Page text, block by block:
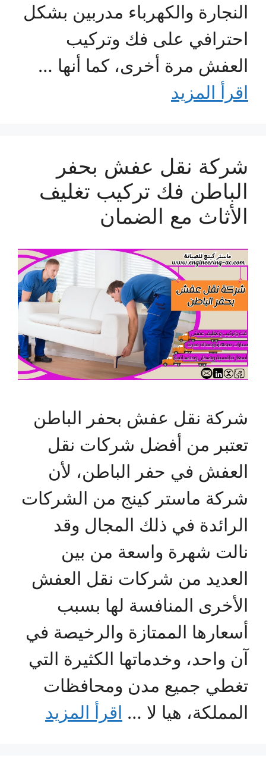
النجارة والكهرباء مدربين بشكل
احترافي على فك وتركيب
العفش مرة أخرى، كما أنها …
اقرأ المزيد
شركة نقل عفش بحفر
الباطن فك تركيب تغليف
الأثاث مع الضمان
شركة نقل عفش بحفر الباطن
تعتبر من أفضل شركات نقل
العفش في حفر الباطن، لأن
شركة ماستر كينج من الشركات
الرائدة في ذلك المجال وقد
نالت شهرة واسعة من بين
العديد من شركات نقل العفش
الأخرى المنافسة لها بسبب
أسعارها الممتازة والرخيصة في
آن واحد، وخدماتها الكثيرة التي
تغطي جميع مدن ومحافظات
المملكة، هيا لا … اقرأ المزيد